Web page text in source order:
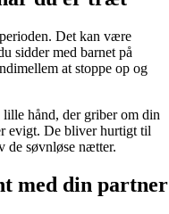
Det kan være
sidder med barnet på
at stoppe op og
hånd, der griber om din
evigt. De bliver hurtigt til
de søvnløse nætter.
med din partner